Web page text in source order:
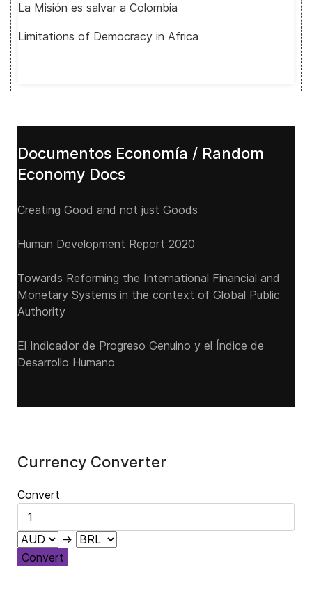
La Misión es salvar a Colombia
Limitations of Democracy in Africa
Documentos Economía / Random
Economy Docs
Creating Good and not just Goods
Human Development Report 2020
Towards Reforming the International Financial and
Monetary Systems in the context of Global Public
Authority
El Indicador de Progreso Genuino y el Índice de
Desarrollo Humano
Currency Converter
Convert
→
Convert